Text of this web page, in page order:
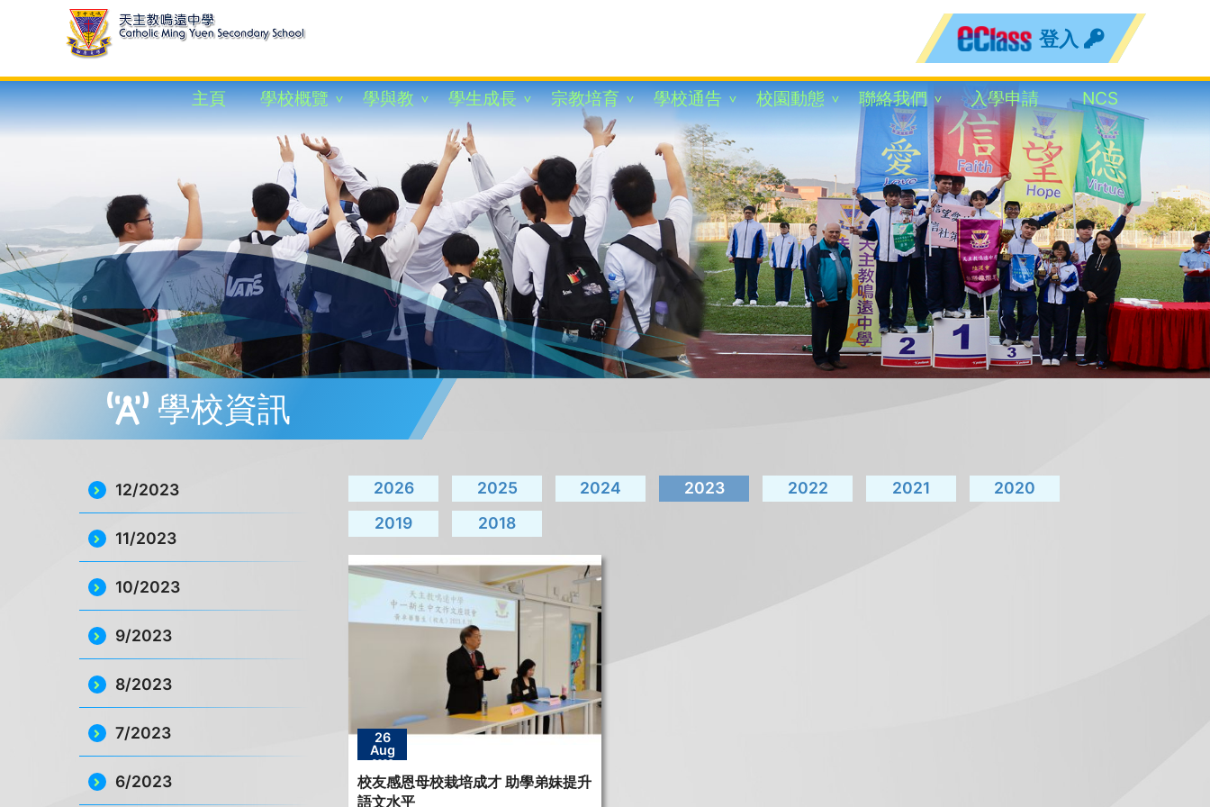
登入
主頁 學校概覽 學與教 學生成長 宗教培育 學校通告 校園動態 聯絡我們 入學申請 NCS
學校資訊
12/2023
11/2023
10/2023
9/2023
8/2023
7/2023
6/2023
2026 2025 2024 2023 2022 2021
2020
2019
2018
26
Aug
2023
校友感恩母校栽培成才 助學弟妹提升
語文水平